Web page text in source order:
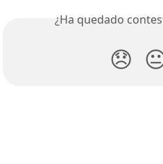
¿Ha quedado
😞